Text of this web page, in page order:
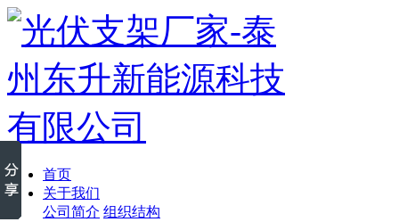
首页
关于我们
公司简介 组织结构